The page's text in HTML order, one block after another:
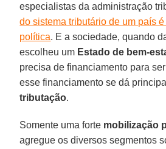
especialistas da administração
do sistema tributário de um país
política. E a sociedade, quando
escolheu um Estado de bem-
precisa de financiamento para
esse financiamento se dá
tributação.
Somente uma forte mobilização
agregue os diversos segmentos